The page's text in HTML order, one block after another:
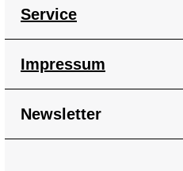
Service
Impressum
Newsletter